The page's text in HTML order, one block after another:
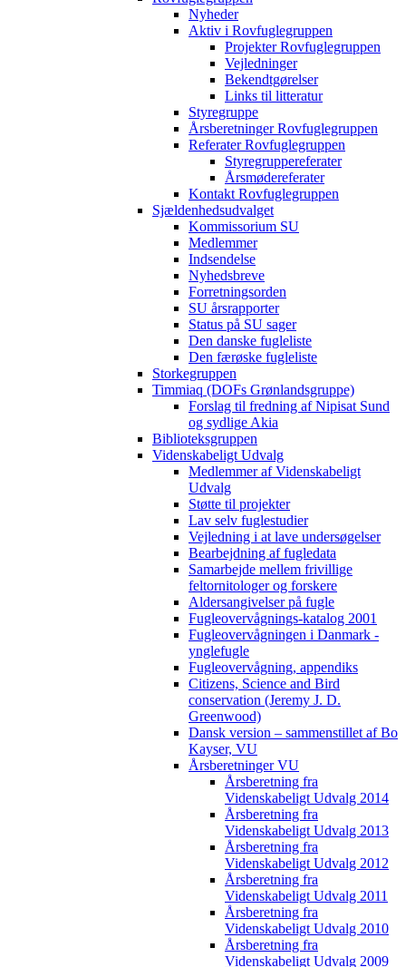
Nyheder
Aktiv i Rovfuglegruppen
Projekter Rovfuglegruppen
Vejledninger
Bekendtgørelser
Links til litteratur
Styregruppe
Årsberetninger Rovfuglegruppen
Referater Rovfuglegruppen
Styregruppereferater
Årsmødereferater
Kontakt Rovfuglegruppen
Sjældenhedsudvalget
Kommissorium SU
Medlemmer
Indsendelse
Nyhedsbreve
Forretningsorden
SU årsrapporter
Status på SU sager
Den danske fugleliste
Den færøske fugleliste
Storkegruppen
Timmiaq (DOFs Grønlandsgruppe)
Forslag til fredning af Nipisat Sund
og sydlige Akia
Biblioteksgruppen
Videnskabeligt Udvalg
Medlemmer af Videnskabeligt
Udvalg
Støtte til projekter
Lav selv fuglestudier
Vejledning i at lave undersøgelser
Bearbejdning af fugledata
Samarbejde mellem frivillige
feltornitologer og forskere
Aldersangivelser på fugle
Fugleovervågnings-katalog 2001
Fugleovervågningen i Danmark -
ynglefugle
Fugleovervågning, appendiks
Citizens, Science and Bird
conservation (Jeremy J. D.
Greenwood)
Dansk version – sammenstillet af Bo
Kayser, VU
Årsberetninger VU
Årsberetning fra
Videnskabeligt Udvalg 2014
Årsberetning fra
Videnskabeligt Udvalg 2013
Årsberetning fra
Videnskabeligt Udvalg 2012
Årsberetning fra
Videnskabeligt Udvalg 2011
Årsberetning fra
Videnskabeligt Udvalg 2010
Årsberetning fra
Videnskabeligt Udvalg 2009